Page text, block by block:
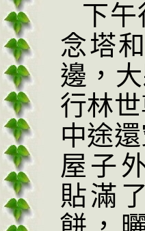
下
念塔
邊，
行林
中途
屋子
貼滿